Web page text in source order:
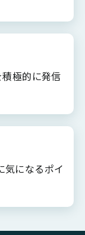
極的に発信
気になるポイ